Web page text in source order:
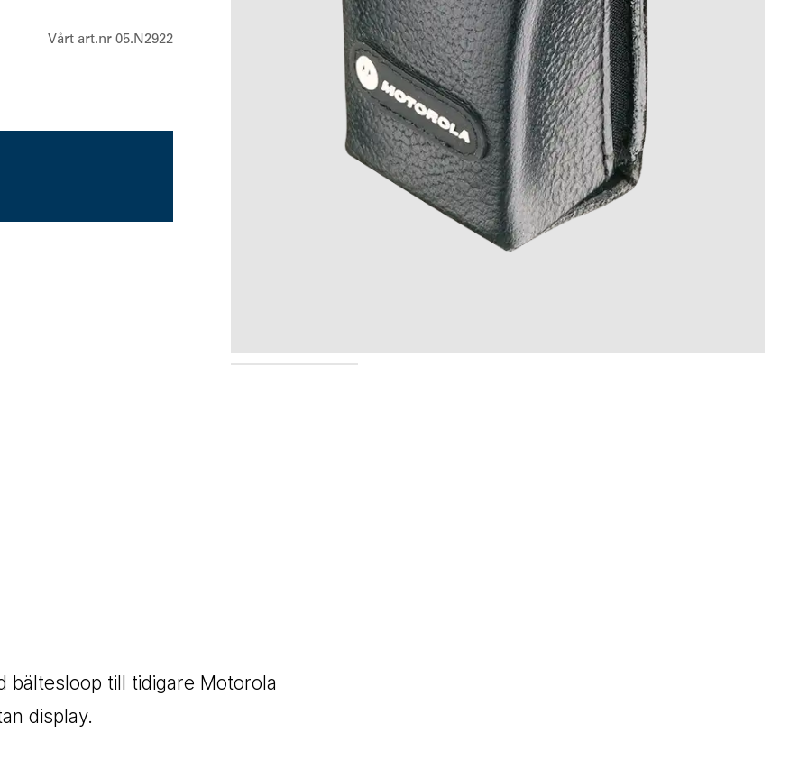
Vårt art.nr 05.N2922
till tidigare Motorola
display.